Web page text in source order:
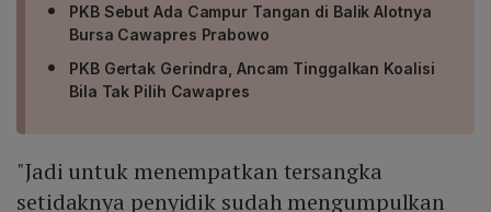
PKB Sebut Ada Campur Tangan di Balik Alotnya
Bursa Cawapres Prabowo
PKB Gertak Gerindra, Ancam Tinggalkan Koalisi
Bila Tak Pilih Cawapres
"Jadi untuk menempatkan tersangka
setidaknya penyidik sudah mengumpulkan